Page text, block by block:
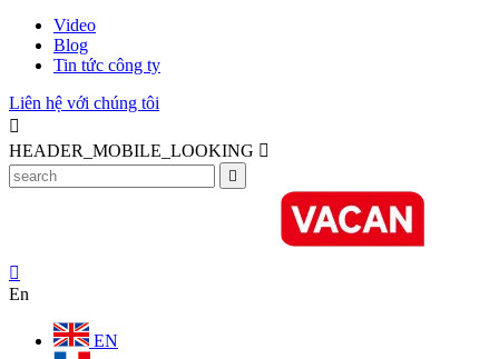
Video
Blog
Tin tức công ty
Liên hệ với chúng tôi

HEADER_MOBILE_LOOKING 


En
EN